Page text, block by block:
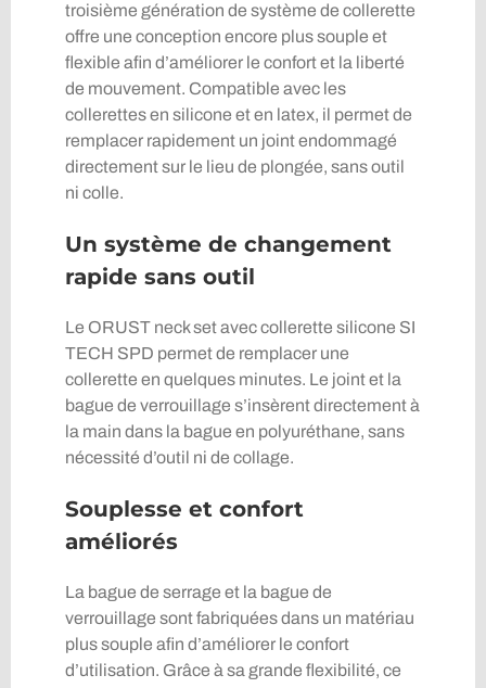
troisième génération de système de collerette
offre une conception encore plus souple et
flexible afin d’améliorer le confort et la liberté
de mouvement. Compatible avec les
collerettes en silicone et en latex, il permet de
remplacer rapidement un joint endommagé
directement sur le lieu de plongée, sans outil
ni colle.
Un système de changement
rapide sans outil
Le ORUST neck set avec collerette silicone SI
TECH SPD permet de remplacer une
collerette en quelques minutes. Le joint et la
bague de verrouillage s’insèrent directement à
la main dans la bague en polyuréthane, sans
nécessité d’outil ni de collage.
Souplesse et confort
améliorés
La bague de serrage et la bague de
verrouillage sont fabriquées dans un matériau
plus souple afin d’améliorer le confort
d’utilisation. Grâce à sa grande flexibilité, ce